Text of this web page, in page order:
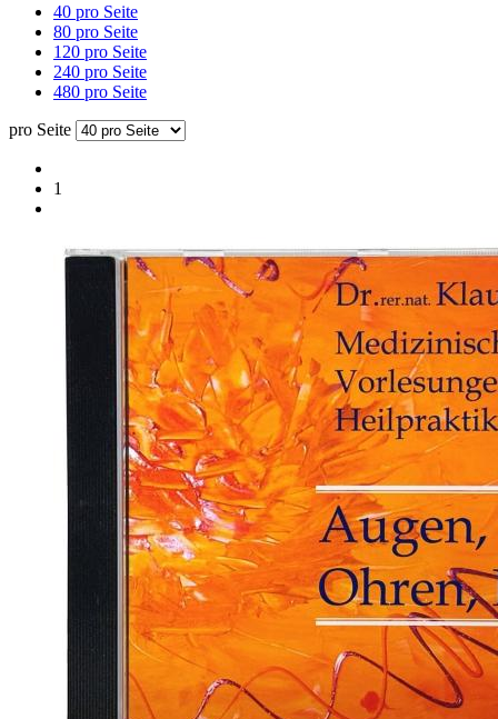
40 pro Seite
80 pro Seite
120 pro Seite
240 pro Seite
480 pro Seite
pro Seite
1